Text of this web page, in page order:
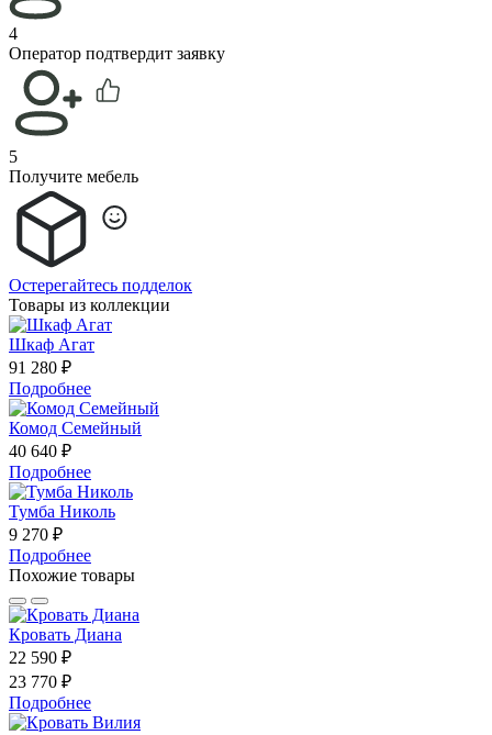
4
Оператор подтвердит заявку
5
Получите мебель
Остерегайтесь подделок
Товары из коллекции
Шкаф Агат
91 280 ₽
Подробнее
Комод Семейный
40 640 ₽
Подробнее
Тумба Николь
9 270 ₽
Подробнее
Похожие товары
Кровать Диана
22 590 ₽
23 770 ₽
Подробнее